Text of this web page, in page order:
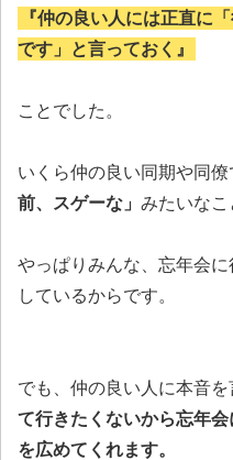
『仲の良い人には正直に
です」と言っておく』
ことでした。
いくら仲の良い同期や同
前、スゲーな」 みたいなこ
やっぱりみんな、忘年会
しているからです。
でも、仲の良い人に本音を
て行きたくないから忘年
を広めてくれます。